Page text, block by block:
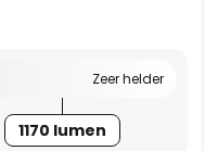
Zeer helder
1170 lumen